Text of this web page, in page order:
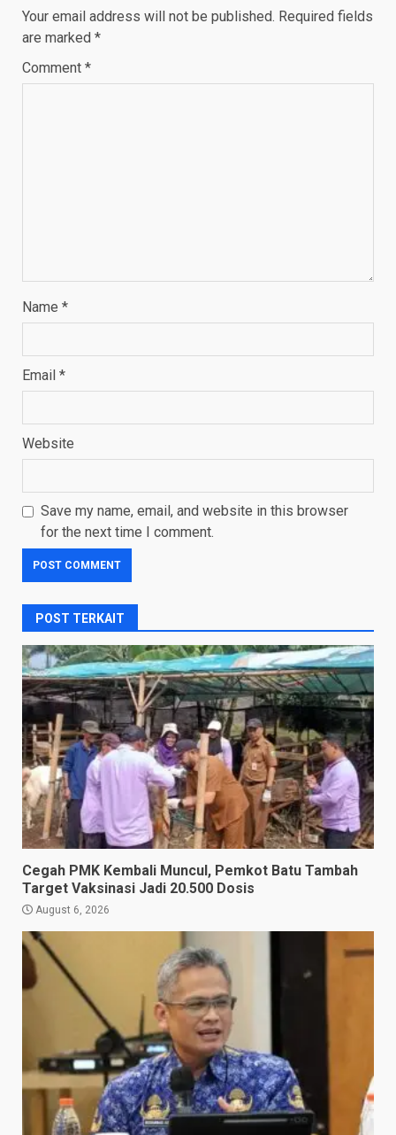
Your email address will not be published. Required fields
are marked *
Comment *
Name *
Email *
Website
Save my name, email, and website in this browser
for the next time I comment.
POST TERKAIT
Cegah PMK Kembali Muncul, Pemkot Batu Tambah
Target Vaksinasi Jadi 20.500 Dosis
August 6, 2026